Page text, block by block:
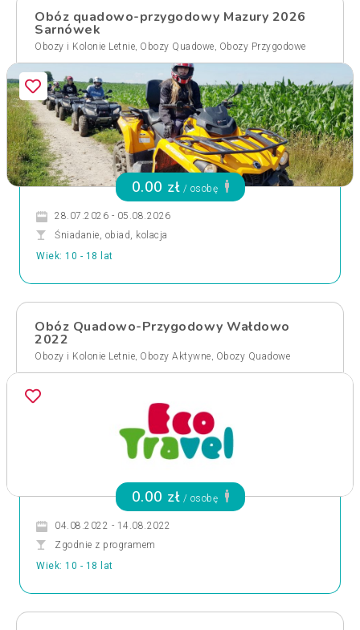
Obóz quadowo-przygodowy Mazury 2026
Sarnówek
Obozy i Kolonie Letnie, Obozy Quadowe, Obozy Przygodowe
0.00 zł / osobę
28.07.2026 - 05.08.2026
Śniadanie, obiad, kolacja
Wiek: 10 - 18 lat
Obóz Quadowo-Przygodowy Wałdowo
2022
Obozy i Kolonie Letnie, Obozy Aktywne, Obozy Quadowe
0.00 zł / osobę
04.08.2022 - 14.08.2022
Zgodnie z programem
Wiek: 10 - 18 lat